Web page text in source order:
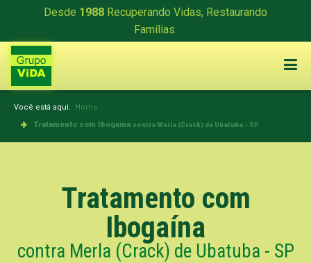
Desde 1988 Recuperando Vidas, Restaurando
Famílias.
Você está aqui: Home
Tratamento com Ibogaína contra Merla (Crack) de Ubatuba - SP
Tratamento com
Ibogaína
contra Merla (Crack) de Ubatuba - SP